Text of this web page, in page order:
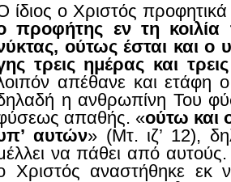
ίδιος ο Χριστός προφητικά
προφήτης εν τη κοιλία
ούτως έσται και ο
τρεις ημέρας και
απέθανε και ετάφη
η ανθρωπίνη Του
απαθής. «ούτω και
αυτών» (Μτ. ιζ’ 12),
να πάθει από
Χριστός αναστήθηκε εκ